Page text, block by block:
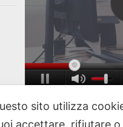
Vai al nostro canale
sito utilizza
accettare, rifiutare